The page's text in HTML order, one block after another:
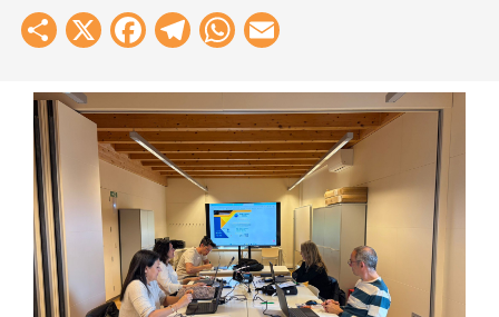
Share
X Facebook
Telegram
WhatsApp